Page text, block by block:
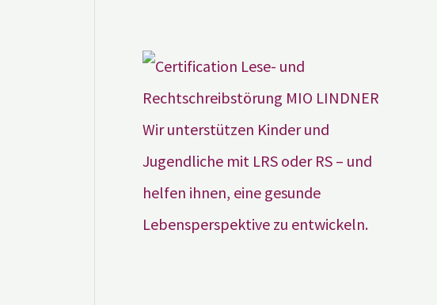
Wir unterstützen Kinder und
Jugendliche mit LRS oder RS – und
helfen ihnen, eine gesunde
Lebensperspektive zu entwickeln.